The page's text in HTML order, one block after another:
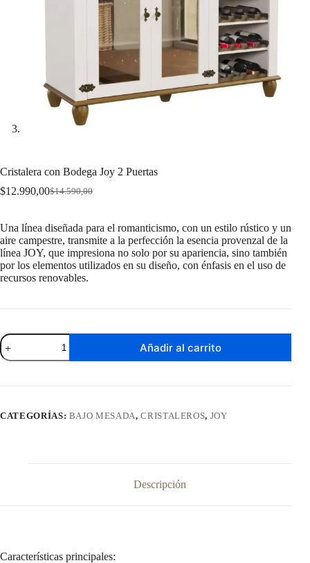
Cristalera con Bodega Joy 2 Puertas
$14.590,00
Original
was:
$14.590,00.
$12.990,00Current
is:
$12.990,00.
Una línea diseñada para el romanticismo, con un estilo rústico y un
aire campestre, transmite a la perfección la esencia provenzal de la
línea JOY, que impresiona no solo por su apariencia, sino también
por los elementos utilizados en su diseño, con énfasis en el uso de
recursos renovables.
Cristalera
con
Bodega
Añadir al carrito
CATEGORÍAS: BAJO MESADA,CRISTALEROS, JOY
Descripción
Características principales: